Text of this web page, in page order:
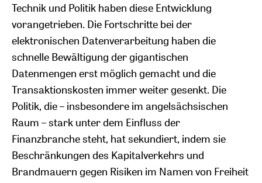
Technik und Politik haben diese Entwicklung
vorangetrieben. Die Fortschritte bei der
elektronischen Datenverarbeitung haben die
schnelle Bewältigung der gigantischen
Datenmengen erst möglich gemacht und die
Transaktionskosten immer weiter gesenkt. Die
Politik, die – insbesondere im angelsächsischen
Raum – stark unter dem Einfluss der
Finanzbranche steht, hat sekundiert, indem sie
Beschränkungen des Kapitalverkehrs und
Brandmauern gegen Risiken im Namen von Freiheit